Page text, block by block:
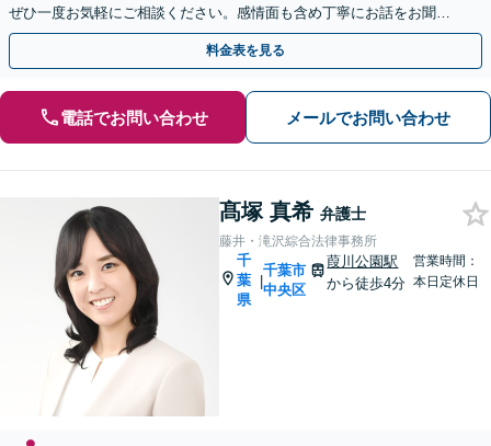
ぜひ一度お気軽にご相談ください。感情面も含め丁寧にお話をお聞き
します。
料金表を見る
電話でお問い合わせ メールでお問い合わせ
髙塚 真希 弁護士
藤井・滝沢綜合法律事務所
千
葉
県
|
千葉市
中央区
葭川公園駅
から徒歩4分
営業時間：
本日定休日